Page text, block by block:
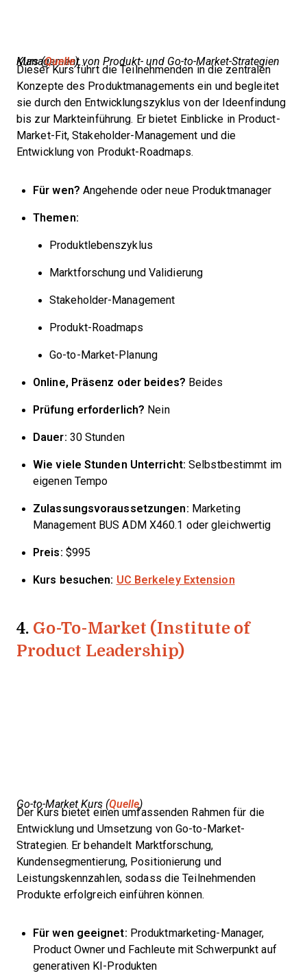
Management von Produkt- und Go-to-Market-Strategien Kurs (Quelle)
Dieser Kurs führt die Teilnehmenden in die zentralen
Konzepte des Produktmanagements ein und begleitet
sie durch den Entwicklungszyklus von der Ideenfindung
bis zur Markteinführung. Er bietet Einblicke in Product-
Market-Fit, Stakeholder-Management und die
Entwicklung von Produkt-Roadmaps.
Für wen? Angehende oder neue Produktmanager
Themen:
Produktlebenszyklus
Marktforschung und Validierung
Stakeholder-Management
Produkt-Roadmaps
Go-to-Market-Planung
Online, Präsenz oder beides? Beides
Prüfung erforderlich? Nein
Dauer: 30 Stunden
Wie viele Stunden Unterricht: Selbstbestimmt im
eigenen Tempo
Zulassungsvoraussetzungen: Marketing
Management BUS ADM X460.1 oder gleichwertig
Preis: $995
Kurs besuchen: UC Berkeley Extension
4. Go-To-Market (Institute of
Product Leadership)
Go-to-Market Kurs (Quelle)
Der Kurs bietet einen umfassenden Rahmen für die
Entwicklung und Umsetzung von Go-to-Market-
Strategien. Er behandelt Marktforschung,
Kundensegmentierung, Positionierung und
Leistungskennzahlen, sodass die Teilnehmenden
Produkte erfolgreich einführen können.
Für wen geeignet: Produktmarketing-Manager,
Product Owner und Fachleute mit Schwerpunkt auf
generativen KI-Produkten